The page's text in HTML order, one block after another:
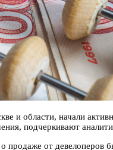
и области, начали
подчеркивают
от девелоперов